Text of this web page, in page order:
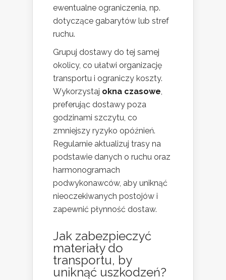
ewentualne ograniczenia, np.
dotyczące gabarytów lub stref
ruchu.
Grupuj dostawy do tej samej
okolicy, co ułatwi organizację
transportu i ograniczy koszty.
Wykorzystaj okna czasowe
preferując dostawy poza
godzinami szczytu, co
zmniejszy ryzyko opóźnień.
Regularnie aktualizuj trasy na
podstawie danych o ruchu oraz
harmonogramach
podwykonawców, aby uniknąć
nieoczekiwanych postojów i
zapewnić płynność dostaw.
Jak zabezpieczyć
materiały do
transportu, by
uniknąć uszkodzeń?